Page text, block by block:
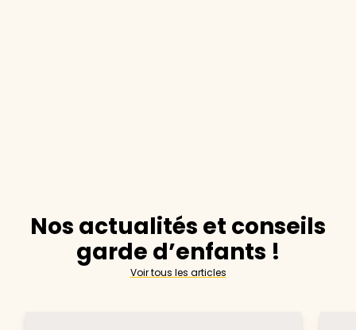
Nos actualités et conseils
garde d’enfants !
Voir tous les articles